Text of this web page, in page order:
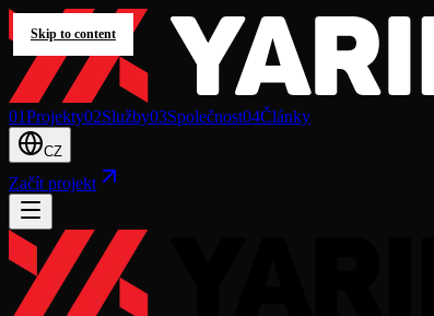
Skip to content
01Projekty02Služby03Společnost04Články
CZ
Začít projekt